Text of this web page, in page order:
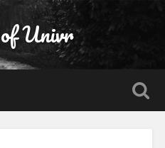
Univr